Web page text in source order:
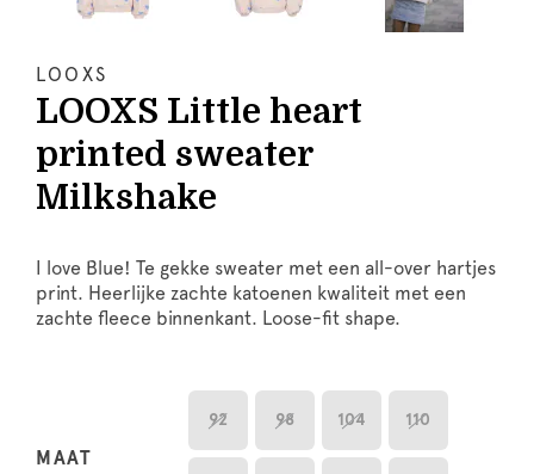
LOOXS
LOOXS Little heart
printed sweater
Milkshake
I love Blue! Te gekke sweater met een all-over hartjes
print. Heerlijke zachte katoenen kwaliteit met een
zachte fleece binnenkant. Loose-fit shape.
MAAT
92 98 104 110